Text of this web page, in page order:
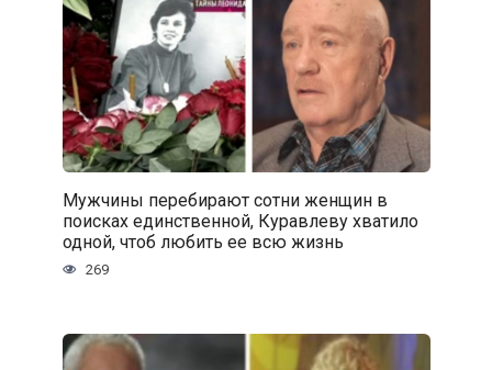
Мужчины перебирают сотни женщин в
поисках единственной, Куравлеву хватило
одной, чтоб любить ее всю жизнь
269